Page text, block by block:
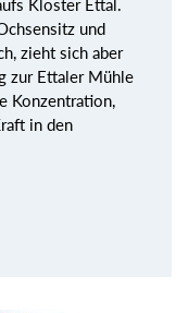
und
zieht sich aber
zur Ettaler Mühle
Konzentration,
in den